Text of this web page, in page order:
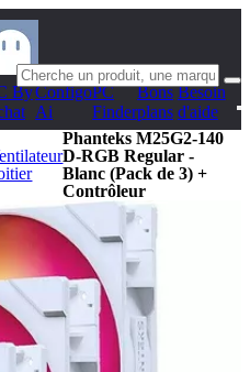
ByConfigo
Ai
PC
Finder
Bons
plans
Besoin
d'aide
Phanteks M25G2-140
D-RGB Regular -
Blanc (Pack de 3) +
Contrôleur